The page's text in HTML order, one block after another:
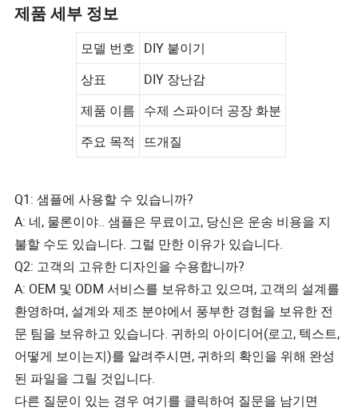
제품 세부 정보
모델 번호 DIY 붙이기
상표
DIY 장난감
제품 이름 수제 스파이더 공장 화분
주요 목적
뜨개질
Q1: 샘플에 사용할 수 있습니까?
A: 네, 물론이야.. 샘플은 무료이고, 당신은 운송 비용을 지
불할 수도 있습니다. 그럴 만한 이유가 있습니다.
Q2: 고객의 고유한 디자인을 수용합니까?
A: OEM 및 ODM 서비스를 보유하고 있으며, 고객의 설계를
환영하며, 설계와 제조 분야에서 풍부한 경험을 보유한 전
문 팀을 보유하고 있습니다. 귀하의 아이디어(로고, 텍스트,
어떻게 보이는지)를 알려주시면, 귀하의 확인을 위해 완성
된 파일을 그릴 것입니다.
다른 질문이 있는 경우 여기를 클릭하여 질문을 남기면